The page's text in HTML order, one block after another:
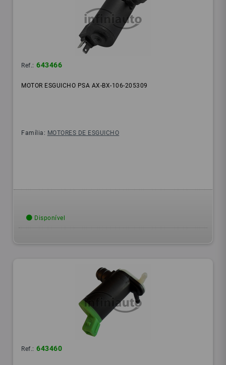
Ref.: 643466
MOTOR ESGUICHO PSA AX-BX-106-205309
Família: MOTORES DE ESGUICHO
Disponível
Ref.: 643460